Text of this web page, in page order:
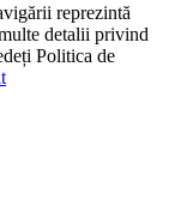
reprezintă
detalii privind
Politica de